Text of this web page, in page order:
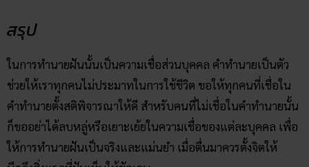
สรุป
ในการทำนายฝันนั้นเป็นความเชื่อส่วนบุคคล คำทำนายเป็นตัว
ช่วยให้เราทุกคนไม่ประมาทในการใช้ชีวิต ขอให้ทุกคนที่เชื่อใน
คำทำนายตั้งสติพิจารณาให้ดี สำหรับคนที่ไม่เชื่อในคำทำนายนั้น
ก็ขออย่าได้ลบหลู่หรือเยาะเย้ยในความเชื่อของแต่ละบุคคล เพื่อ
ให้การทำนายฝันเป็นจริงและแม่นยำ เมื่อตื่นมาควรตั้งจิตให้